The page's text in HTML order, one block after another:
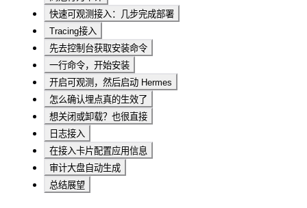
快速可观测接入：几步完成部署
Tracing接入
先去控制台获取安装命令
一行命令，开始安装
开启可观测，然后启动 Hermes
怎么确认埋点真的生效了
想关闭或卸载？也很直接
日志接入
在接入卡片配置应用信息
审计大盘自动生成
总结展望